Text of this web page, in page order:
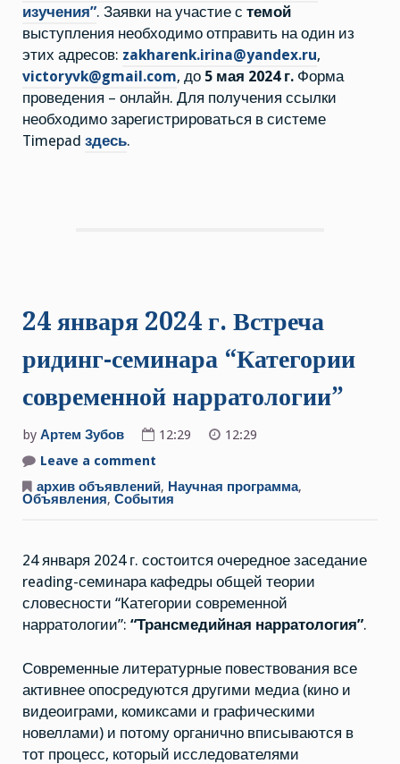
пути
изучения”
изучения”. Заявки на участие с темой
выступления необходимо отправить на один из
этих адресов: zakharenk.irina@yandex.ru,
victoryvk@gmail.com, до 5 мая 2024 г. Форма
проведения – онлайн. Для получения ссылки
необходимо зарегистрироваться в системе
Timepad здесь.
24 января 2024 г. Встреча
ридинг-семинара “Категории
современной нарратологии”
by Артем Зубов 12:29
12:29
Leave a comment
января
2024
“Категории
современной
нарратологии”
архив объявлений, Научная программа,
Объявления, События
24 января 2024 г. состоится очередное заседание
reading-семинара кафедры общей теории
словесности “Категории современной
нарратологии”: “Трансмедийная нарратология”.
Современные литературные повествования все
активнее опосредуются другими медиа (кино и
видеоиграми, комиксами и графическими
новеллами) и потому органично вписываются в
тот процесс, который исследователями